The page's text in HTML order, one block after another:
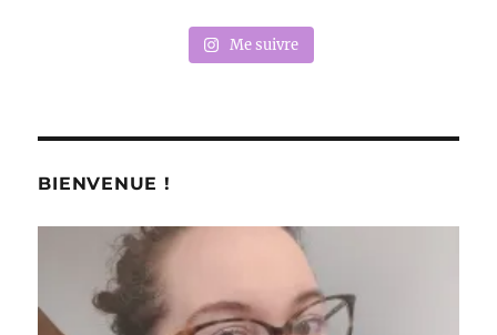
Me suivre
BIENVENUE !